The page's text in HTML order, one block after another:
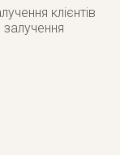
клієнтів